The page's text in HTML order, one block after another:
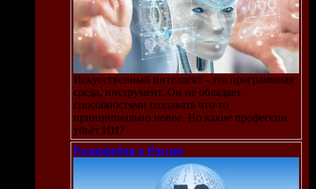
Искусственный интеллект - это программная
среда, инструмент. Он не обладает
способностями создавать что-то
принципиально новое. Но какие профессии
убьёт ИИ?
Радиофобия в России